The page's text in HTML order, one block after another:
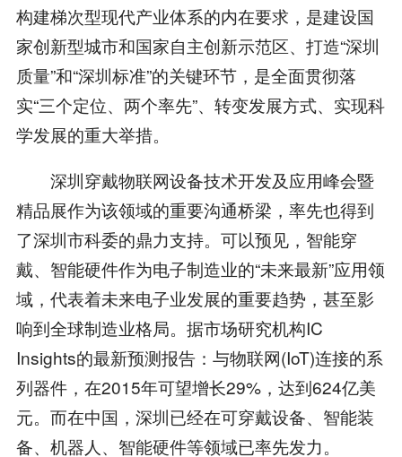
构建梯次型现代产业体系的内在要求，是建设国
家创新型城市和国家自主创新示范区、打造“深圳
质量”和“深圳标准”的关键环节，是全面贯彻落
实“三个定位、两个率先”、转变发展方式、实现科
学发展的重大举措。
深圳穿戴物联网设备技术开发及应用峰会暨
精品展作为该领域的重要沟通桥梁，率先也得到
了深圳市科委的鼎力支持。可以预见，智能穿
戴、智能硬件作为电子制造业的“未来最新”应用领
域，代表着未来电子业发展的重要趋势，甚至影
响到全球制造业格局。据市场研究机构IC
Insights的最新预测报告：与物联网(IoT)连接的系
列器件，在2015年可望增长29%，达到624亿美
元。而在中国，深圳已经在可穿戴设备、智能装
备、机器人、智能硬件等领域已率先发力。